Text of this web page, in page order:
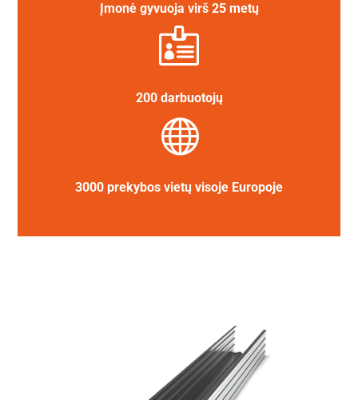
Įmonė gyvuoja virš 25 metų

200 darbuotojų

3000 prekybos vietų visoje Europoje